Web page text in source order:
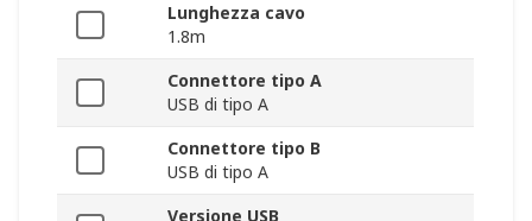
Lunghezza cavo
1.8m
Connettore tipo A
USB di tipo A
Connettore tipo B
USB di tipo A
Versione USB